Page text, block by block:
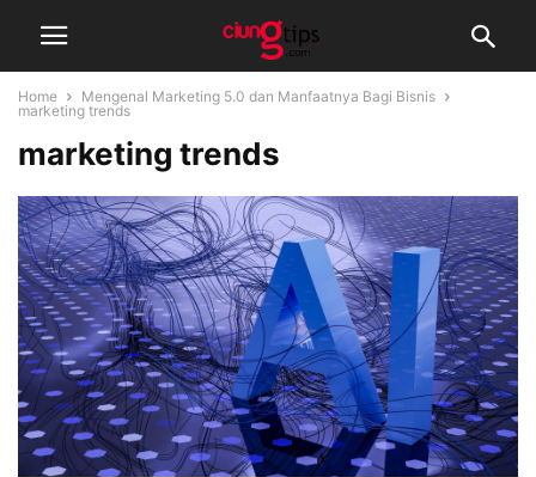
Home
Mengenal Marketing 5.0 dan Manfaatnya Bagi Bisnis
marketing trends
marketing trends